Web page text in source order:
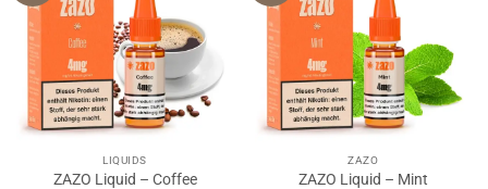
LIQUIDS
ZAZO Liquid – Coffee
ZAZO
ZAZO Liquid – Mint